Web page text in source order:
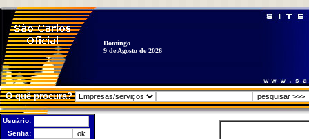
Domingo
9 de Agosto de 2026
O quê procura?
Usuário:
Senha: